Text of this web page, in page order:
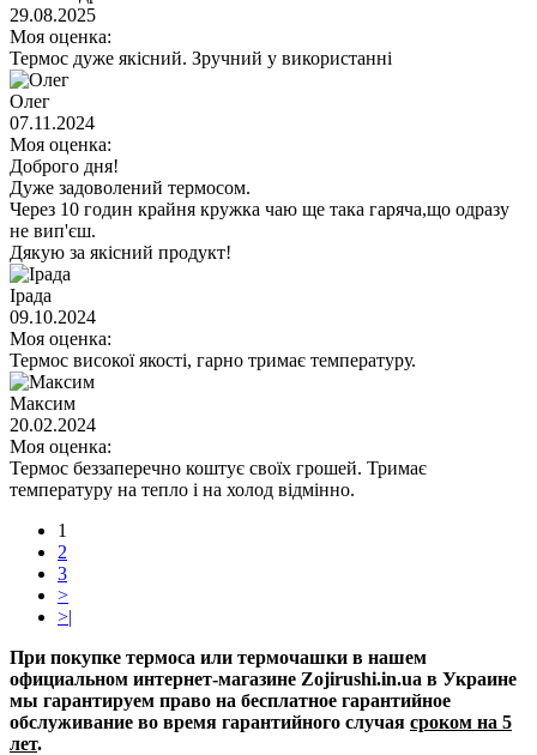
29.08.2025
Моя оценка:
Термос дуже якісний. Зручний у використанні
Олег
07.11.2024
Моя оценка:
Доброго дня!
Дуже задоволений термосом.
Через 10 годин крайня кружка чаю ще така гаряча,що одразу
не вип'єш.
Дякую за якісний продукт!
Ірада
09.10.2024
Моя оценка:
Термос високої якості, гарно тримає температуру.
Максим
20.02.2024
Моя оценка:
Термос беззаперечно коштує своїх грошей. Тримає
температуру на тепло і на холод відмінно.
1
2
3
>
>|
При покупке термоса или термочашки в нашем
официальном интернет-магазине Zojirushi.in.ua в Украине
мы гарантируем право на бесплатное гарантийное
обслуживание во время гарантийного случая сроком на 5
лет.